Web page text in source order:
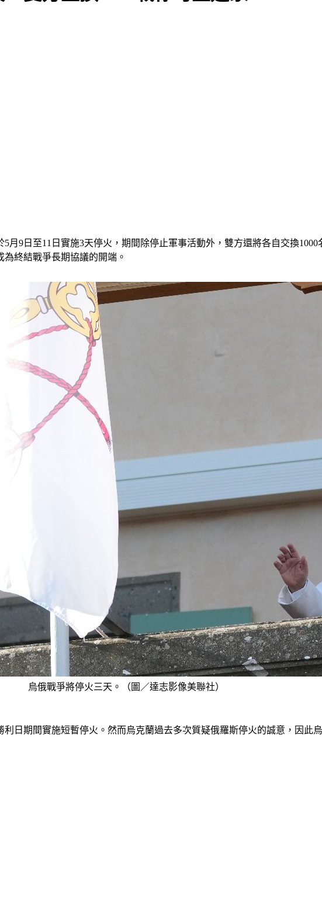
9日至11日實施3天停火，期間除停止軍事活動外，雙方還將各自交換
終結戰爭長期協議的開端。
烏俄戰爭將停火三天。（圖／達志影像美聯社）
日期間實施短暫停火。然而烏克蘭過去多次質疑俄羅斯停火的誠意，因此